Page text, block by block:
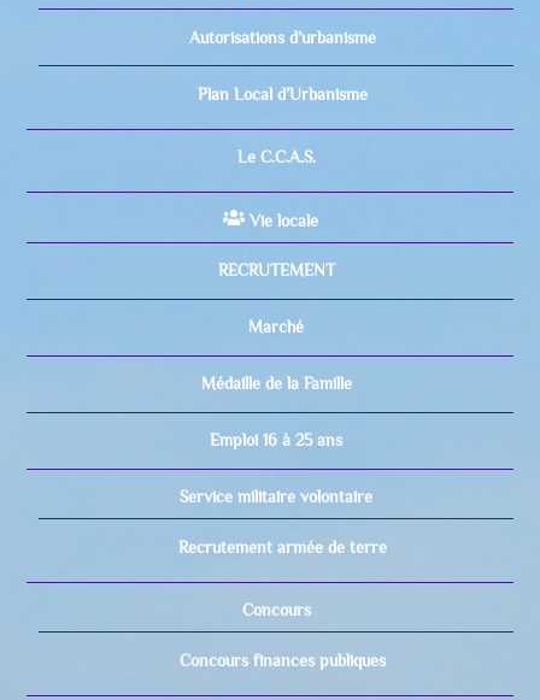
Autorisations d’urbanisme
Plan Local d’Urbanisme
Le C.C.A.S.
Vie locale
RECRUTEMENT
Marché
Médaille de la Famille
Emploi 16 à 25 ans
Service militaire volontaire
Recrutement armée de terre
Concours
Concours finances publiques